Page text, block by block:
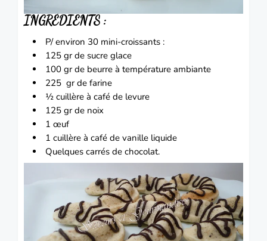
INGRÉDIENTS :
P/ environ 30 mini-croissants :
125 gr de sucre glace
100 gr de beurre à température ambiante
225 gr de farine
½ cuillère à café de levure
125 gr de noix
1 œuf
1 cuillère à café de vanille liquide
Quelques carrés de chocolat.